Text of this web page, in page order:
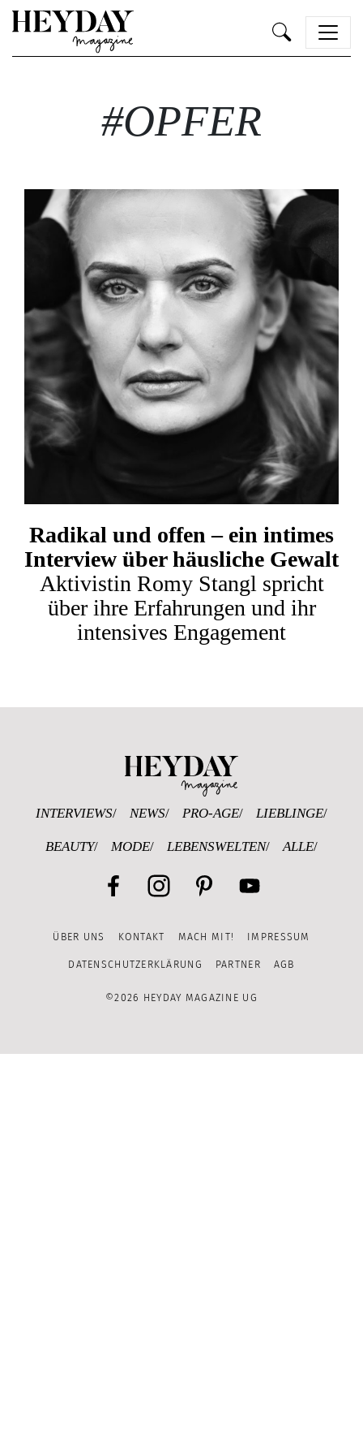
#OPFER
Radikal und offen – ein intimes
Interview über häusliche Gewalt
Aktivistin Romy Stangl spricht
über ihre Erfahrungen und ihr
intensives Engagement
INTERVIEWS NEWS PRO-AGE LIEBLINGE
BEAUTY MODE LEBENSWELTEN ALLE
Channel
ÜBER UNS KONTAKT MACH MIT! IMPRESSUM
DATENSCHUTZERKLÄRUNG PARTNER AGB
©2026 HEYDAY MAGAZINE UG